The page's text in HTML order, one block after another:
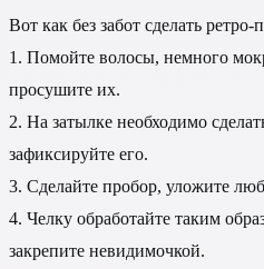
Вот как без забот сделать ретро-
1. Помойте волосы, немного
просушите их.
2. На затылке необходимо
зафиксируйте его.
3. Сделайте пробор, уложите
4. Челку обработайте таким
закрепите невидимочкой.